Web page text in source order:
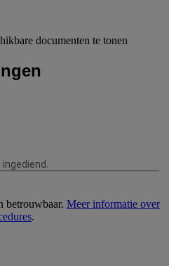
documenten te tonen
betrouwbaar. Meer informatie over
.